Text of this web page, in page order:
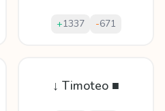
+1337 -671
↓ Timoteo ■